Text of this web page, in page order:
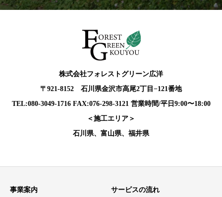
株式会社フォレストグリーン広洋
〒921-8152 石川県金沢市高尾2丁目−121番地
TEL:080-3049-1716 FAX:076-298-3121 営業時間/平日9:00〜18:00
＜施工エリア＞
石川県、富山県、福井県
事業案内 サービスの流れ